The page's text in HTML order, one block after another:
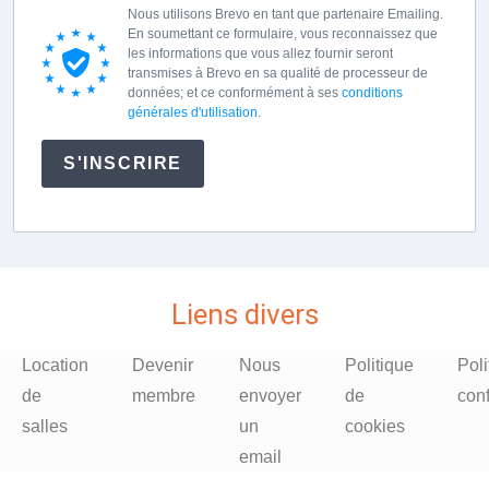
Nous utilisons Brevo en tant que partenaire Emailing.
En soumettant ce formulaire, vous reconnaissez que
les informations que vous allez fournir seront
transmises à Brevo en sa qualité de processeur de
données; et ce conformément à ses conditions
générales d'utilisation
S'INSCRIRE
Liens divers
Location
de
salles
Devenir
membre
Nous
envoyer
un
email
Politique
de
cookies